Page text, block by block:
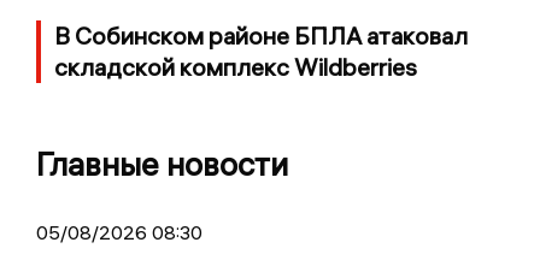
В Собинском районе БПЛА атаковал
складской комплекс Wildberries
Главные новости
05/08/2026 08:30